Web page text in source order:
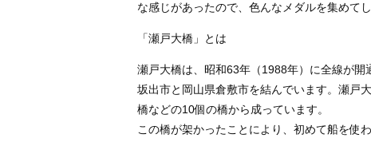
な感じがあったので、色んなメダルを集めて
「瀬戸大橋」とは
瀬戸大橋は、昭和63年（1988年）に全線が
坂出市と岡山県倉敷市を結んでいます。瀬戸
橋などの10個の橋から成っています。
この橋が架かったことにより、初めて船を使